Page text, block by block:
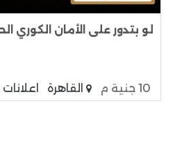
لو بتدور على الأمان الكوري
10 جنية م القاهرة